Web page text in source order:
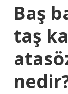
Baş
taş